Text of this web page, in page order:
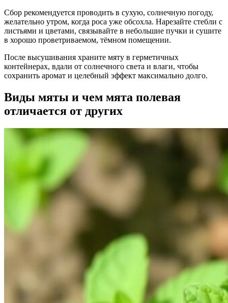
Сбор рекомендуется проводить в сухую, солнечную погоду,
желательно утром, когда роса уже обсохла. Нарезайте стебли с
листьями и цветами, связывайте в небольшие пучки и сушите
в хорошо проветриваемом, тёмном помещении.
После высушивания храните мяту в герметичных
контейнерах, вдали от солнечного света и влаги, чтобы
сохранить аромат и целебный эффект максимально долго.
Виды мяты и чем мята полевая
отличается от других